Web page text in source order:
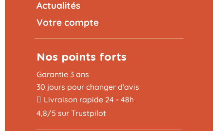
Actualités
Votre compte
Nos points forts
Garantie 3 ans
30 jours pour changer d'avis
Livraison rapide 24 - 48h
4,8/5 sur Trustpilot